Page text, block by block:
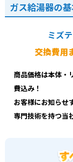
ガス給湯器の
ミズ
交換費用
商品価格は本体・
費込み！
お客様にお知らせ
専門技術を持つ当